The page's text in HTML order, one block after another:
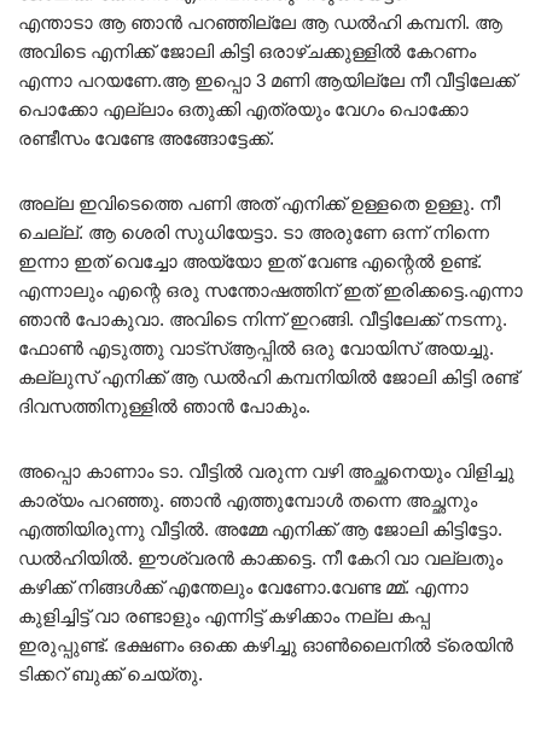
എന്താടാ ആ ഞാൻ പറഞ്ഞില്ലേ ആ ഡൽഹി കമ്പനി. ആ
അവിടെ എനിക്ക് ജോലി കിട്ടി ഒരാഴ്ചക്കുള്ളിൽ കേറണം
എന്നാ പറയണേ.ആ ഇപ്പൊ 3 മണി ആയില്ലേ നീ വീട്ടിലേക്ക്
പൊക്കോ എല്ലാം ഒതുക്കി എത്രയും വേഗം പൊക്കോ
രണ്ടീസം വേണ്ടേ അങ്ങോട്ടേക്ക്.
അല്ല ഇവിടെത്തെ പണി അത് എനിക്ക് ഉള്ളതെ ഉള്ളു. നീ
ചെല്ല്. ആ ശെരി സുധിയേട്ടാ. ടാ അരുണേ ഒന്ന് നിന്നെ
ഇന്നാ ഇത് വെച്ചോ അയ്യോ ഇത് വേണ്ട എന്റെൽ ഉണ്ട്.
എന്നാലും എന്റെ ഒരു സന്തോഷത്തിന് ഇത് ഇരിക്കട്ടെ.എന്നാ
ഞാൻ പോകുവാ. അവിടെ നിന്ന് ഇറങ്ങി. വീട്ടിലേക്ക് നടന്നു.
ഫോൺ എടുത്തു വാട്സ്ആപ്പിൽ ഒരു വോയിസ്‌ അയച്ചു.
കല്ലുസ് എനിക്ക് ആ ഡൽഹി കമ്പനിയിൽ ജോലി കിട്ടി രണ്ട്
ദിവസത്തിനുള്ളിൽ ഞാൻ പോകും.
അപ്പൊ കാണാം ടാ. വീട്ടിൽ വരുന്ന വഴി അച്ഛനെയും വിളിച്ചു
കാര്യം പറഞ്ഞു. ഞാൻ എത്തുമ്പോൾ തന്നെ അച്ഛനും
എത്തിയിരുന്നു വീട്ടിൽ. അമ്മേ എനിക്ക് ആ ജോലി കിട്ടിട്ടോ.
ഡൽഹിയിൽ. ഈശ്വരൻ കാക്കട്ടെ. നീ കേറി വാ വല്ലതും
കഴിക്ക് നിങ്ങൾക്ക് എന്തേലും വേണോ.വേണ്ട മ്മ്. എന്നാ
കുളിച്ചിട്ട് വാ രണ്ടാളും എന്നിട്ട് കഴിക്കാം നല്ല കപ്പ
ഇരുപ്പുണ്ട്. ഭക്ഷണം ഒക്കെ കഴിച്ചു ഓൺലൈനിൽ ട്രെയിൻ
ടിക്കറ് ബുക്ക്‌ ചെയ്തു.